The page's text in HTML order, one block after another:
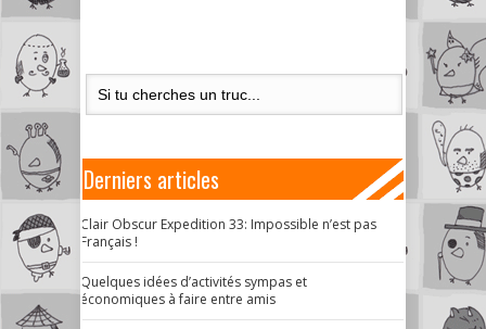
Derniers articles
Clair Obscur Expedition 33: Impossible n’est pas
Français !
Quelques idées d’activités sympas et
économiques à faire entre amis